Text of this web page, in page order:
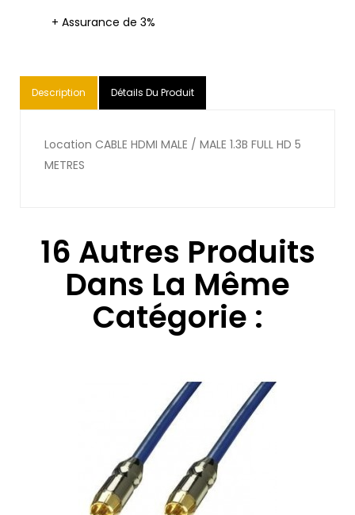
+ Assurance de 3%
Description Détails Du Produit
Location CABLE HDMI MALE / MALE 1.3B FULL HD 5
METRES
16 Autres Produits
Dans La Même
Catégorie :